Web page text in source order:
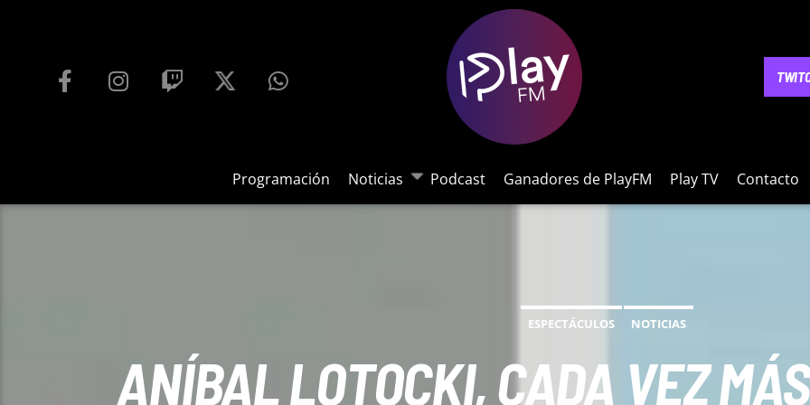
Programación Noticias Podcast Ganadores de PlayFM Play TV Contacto
NOTICIAS
ESPECTÁCULOS NOTICIAS
ANÍBAL LOTOCKI, CADA VEZ